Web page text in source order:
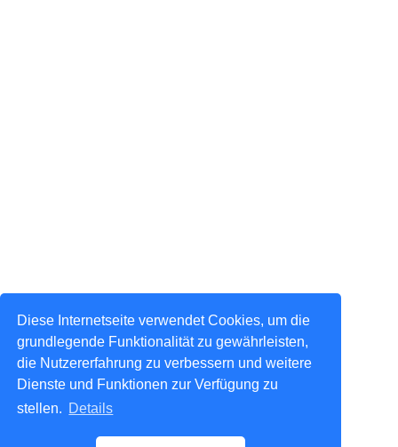
Diese Internetseite verwendet Cookies, um die
grundlegende Funktionalität zu gewährleisten,
die Nutzererfahrung zu verbessern und weitere
Dienste und Funktionen zur Verfügung zu
stellen. Details